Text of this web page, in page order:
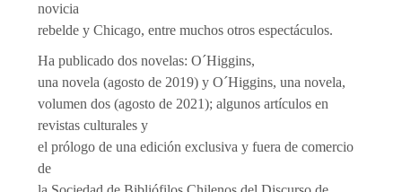
novicia
rebelde y Chicago, entre muchos otros espectáculos.
Ha publicado dos novelas: O´Higgins,
una novela (agosto de 2019) y O´Higgins, una novela,
volumen dos (agosto de 2021); algunos artículos en
revistas culturales y
el prólogo de una edición exclusiva y fuera de comercio
de